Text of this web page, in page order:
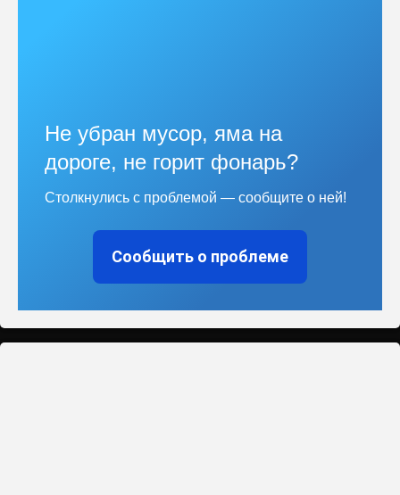
Не убран мусор, яма на
дороге, не горит фонарь?
Столкнулись с проблемой — сообщите о ней!
Сообщить о проблеме